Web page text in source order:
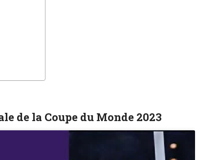
de la Coupe du Monde 2023